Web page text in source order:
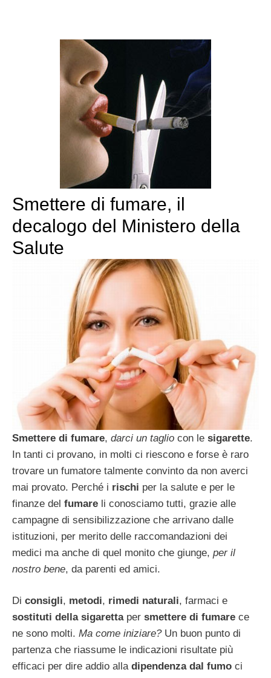
Smettere di fumare, il
decalogo del Ministero della
Salute
Smettere di fumare, darci un taglio con le sigarette.
In tanti ci provano, in molti ci riescono e forse è raro
trovare un fumatore talmente convinto da non averci
mai provato. Perché i rischi per la salute e per le
finanze del fumare li conosciamo tutti, grazie alle
campagne di sensibilizzazione che arrivano dalle
istituzioni, per merito delle raccomandazioni dei
medici ma anche di quel monito che giunge, per il
nostro bene, da parenti ed amici.
Di consigli, metodi, rimedi naturali, farmaci e
sostituti della sigarettaper smettere di fumare ce
ne sono molti. Ma come iniziare?Un buon punto di
partenza che riassume le indicazioni risultate più
efficaci per dire addio alla dipendenza dal fumo ci